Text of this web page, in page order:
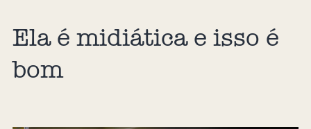
Ela é midiática e isso é
bom